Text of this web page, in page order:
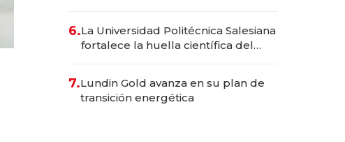
6.La Universidad Politécnica Salesiana
fortalece la huella científica del
7.Lundin Gold avanza en su plan de
transición energética